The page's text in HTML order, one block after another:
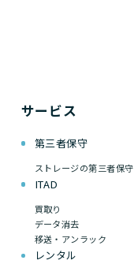
サービス
第三者保守
ストレージの第三者保守
ITAD
買取り
データ消去
移送・アンラック
レンタル